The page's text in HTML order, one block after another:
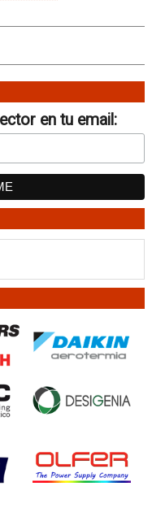
en tu email: